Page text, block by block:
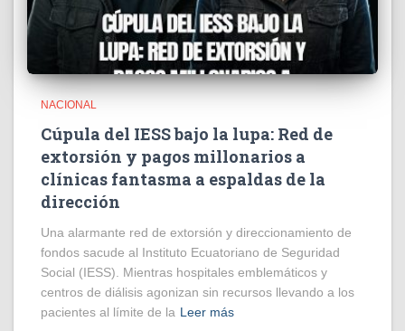
NACIONAL
Cúpula del IESS bajo la lupa: Red de
extorsión y pagos millonarios a
clínicas fantasma a espaldas de la
dirección
​Una alarmante red de extorsión y direccionamiento de
fondos sacude al Instituto Ecuatoriano de Seguridad
Social (IESS). Mientras hospitales emblemáticos y
centros de diálisis agonizan sin recursos llevando a los
pacientes al límite de la Leer más